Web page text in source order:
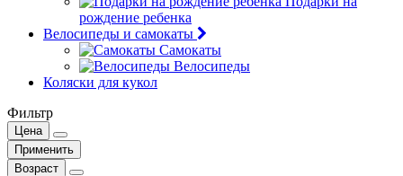
рождение ребенка
Велосипеды и самокаты
Самокаты
Велосипеды
Коляски для кукол
Фильтр
Цена
Применить
Возраст